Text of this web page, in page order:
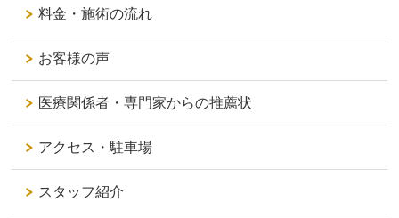
料金・施術の流れ
お客様の声
医療関係者・専門家からの推薦状
アクセス・駐車場
スタッフ紹介